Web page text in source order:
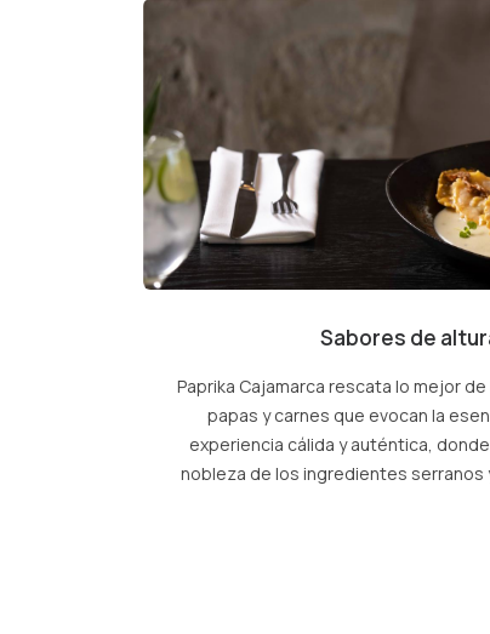
Sabores de
Paprika Cajamarca rescata lo mejor
papas y carnes que evocan la
experiencia cálida y auténtica,
nobleza de los ingredientes serranos